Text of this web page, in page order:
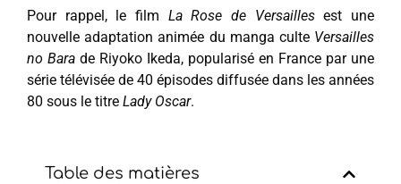
Pour rappel, le film La Rose de Versaillesest une
nouvelle adaptation animée du manga culte Versailles
no Bara de Riyoko Ikeda, popularisé en France par une
série télévisée de 40 épisodes diffusée dans les années
80 sous le titre Lady Oscar.
Table des matières